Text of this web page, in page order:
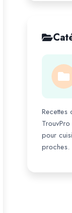
Recettes
pour
proches.